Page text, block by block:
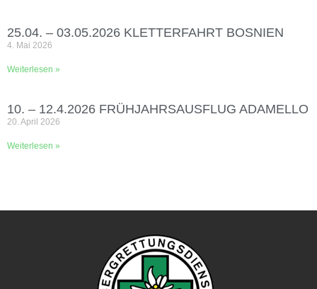
25.04. – 03.05.2026 KLETTERFAHRT BOSNIEN
4. Mai 2026
Weiterlesen »
10. – 12.4.2026 FRÜHJAHRSAUSFLUG ADAMELLO
20. April 2026
Weiterlesen »